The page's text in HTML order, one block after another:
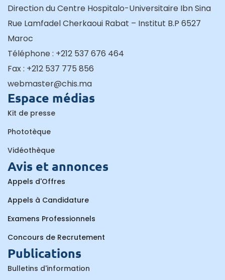
Direction du Centre Hospitalo-Universitaire Ibn Sina
Rue Lamfadel Cherkaoui Rabat – Institut B.P 6527
Maroc
Téléphone : +212 537 676 464
Fax : +212 537 775 856
webmaster@chis.ma
Espace médias
Kit de presse
Phototèque
Vidéothèque
Avis et annonces
Appels d'Offres
Appels à Candidature
Examens Professionnels
Concours de Recrutement
Publications
Bulletins d'information